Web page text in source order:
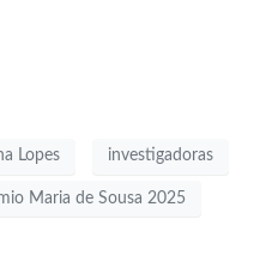
Lopes investigadoras
Maria de Sousa 2025